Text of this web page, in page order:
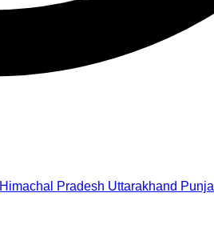
Himachal Pradesh Uttarakhand